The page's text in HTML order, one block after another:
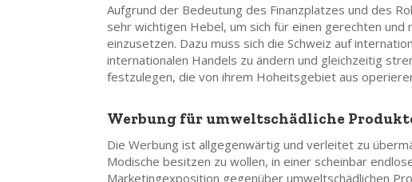
Aufgrund der Bedeutung des Finanzplatzes und des
sehr wichtigen Hebel, um sich für einen gerechten
einzusetzen. Dazu muss sich die Schweiz auf
internationalen Handels zu ändern und gleichzeitig
festzulegen, die von ihrem Hoheitsgebiet aus
Werbung für umweltschädliche
Die Werbung ist allgegenwärtig und verleitet zu
Modische besitzen zu wollen, in einer scheinbar
Marketingexposition gegenüber umweltschädlichen